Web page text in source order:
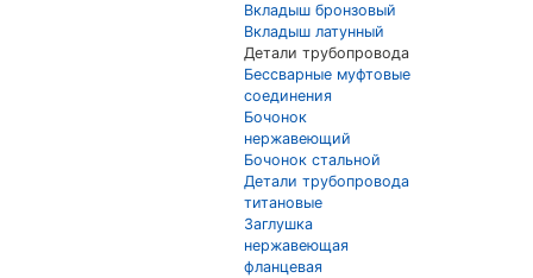
Вкладыш бронзовый
Вкладыш латунный
Детали трубопровода
Бессварные муфтовые
соединения
Бочонок
нержавеющий
Бочонок стальной
Детали трубопровода
титановые
Заглушка
нержавеющая
фланцевая